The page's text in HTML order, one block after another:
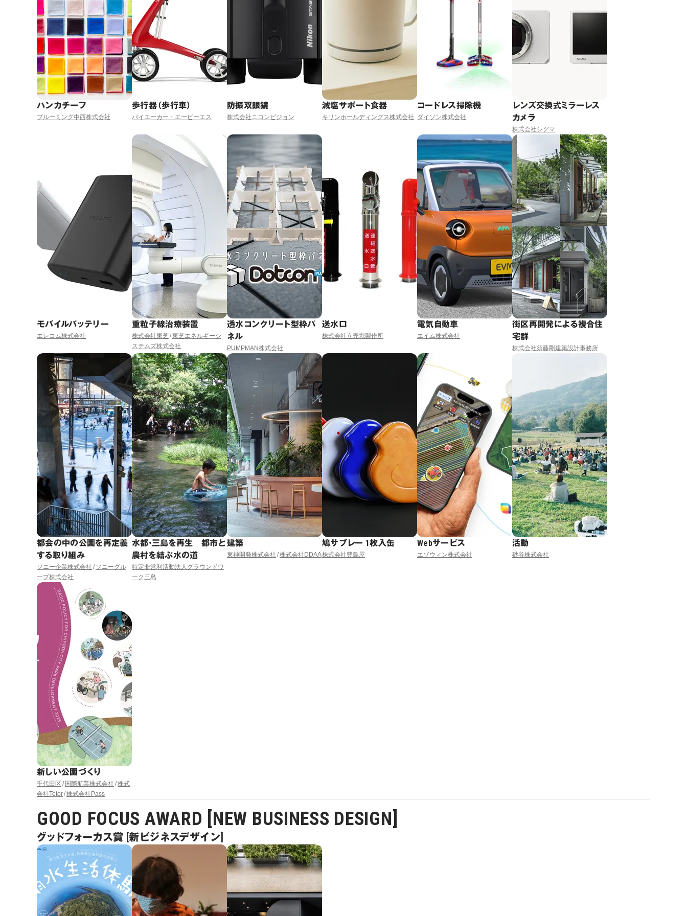
ハンカチーフ
ブルーミング中西株式会社
歩行器（歩行車）
バイエーカー・エーピーエス
防振双眼鏡
株式会社ニコンビジョン
減塩サポート食器
キリンホールディングス株式会社
コードレス掃除機
ダイソン株式会社
レンズ交換式ミラーレス
カメラ
株式会社シグマ
モバイルバッテリー
エレコム株式会社
重粒子線治療装置
株式会社東芝 東芝エネルギーシ
ステムズ株式会社
透水コンクリート型枠パ
ネル
PUMPMAN株式会社
送水口
株式会社立売堀製作所
電気自動車
エイム株式会社
街区再開発による複合住
宅群
株式会社須藤剛建築設計事務所
都会の中の公園を再定義
する取り組み
ソニー企業株式会社
ソニーグル
ープ株式会社
水都・三島を再生 都市と
農村を結ぶ水の道
特定非営利活動法人グラウンドワ
ーク三島
建築
東神開発株式会社 株式会社DDAA
鳩サブレー 1枚入缶
株式会社豊島屋
Webサービス
エゾウィン株式会社
活動
砂谷株式会社
新しい公園づくり
千代田区 国際航業株式会社 株式
会社Tetor 株式会社Pass
GOOD FOCUS AWARD [NEW BUSINESS DESIGN]
グッドフォーカス賞 [新ビジネスデザイン]